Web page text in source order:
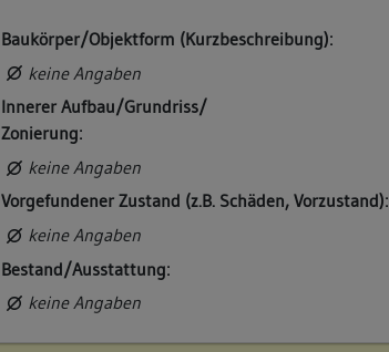
Baukörper/Objektform (Kurzbeschreibung):
keine Angaben
Innerer Aufbau/Grundriss/
Zonierung:
keine Angaben
Vorgefundener Zustand (z.B. Schäden, Vorzustand):
keine Angaben
Bestand/Ausstattung:
keine Angaben